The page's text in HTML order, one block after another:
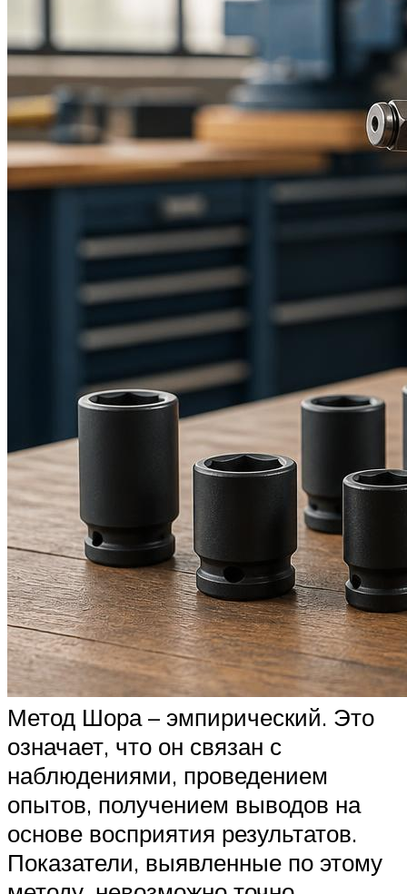
Метод Шора – эмпирический. Это
означает, что он связан с
наблюдениями, проведением
опытов, получением выводов на
основе восприятия результатов.
Показатели, выявленные по этому